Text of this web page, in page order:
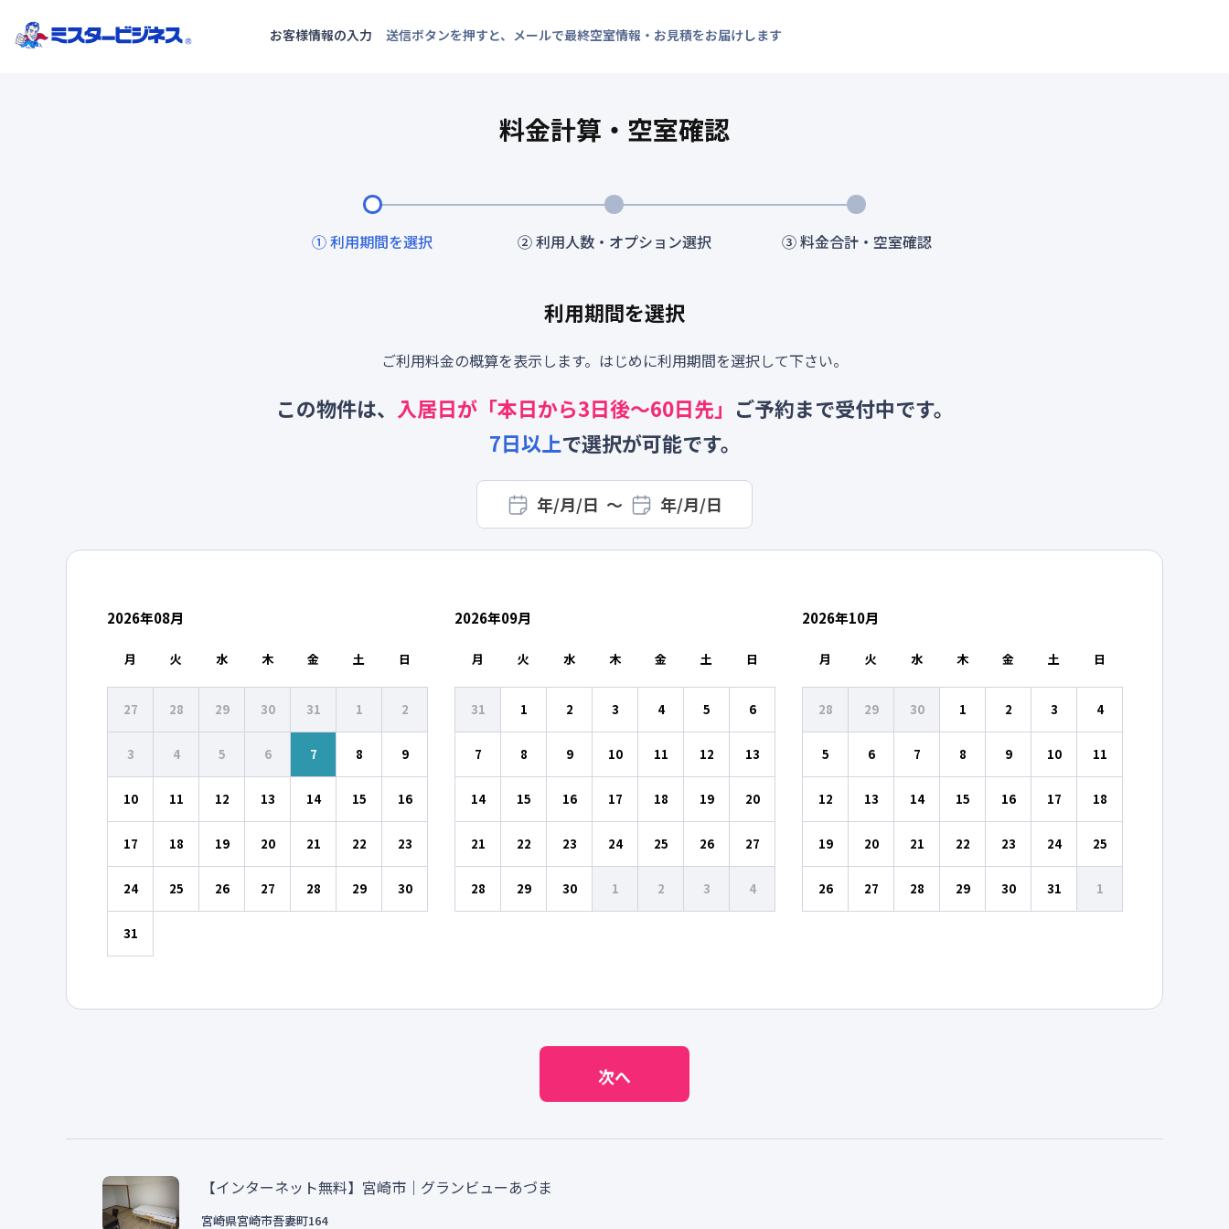
お客様情報の入力 送信ボタンを押すと、メールで最終空室情報・お見積をお届けします
料金計算・空室確認
① 利用期間を選択 ② 利用人数・オプション選択 ③ 料金合計・空室確認
利用期間を選択
ご利用料金の概算を表示します。はじめに利用期間を選択して下さい。
この物件は、 入居日が「本日から3日後～60日先」 ご予約まで受付中です。
7日以上で選択が可能です。
年/月/日 〜 年/月/日
2026年08月
月 火 水 木 金 土 日
27 28 29 30 31 1 2
3 4 5 6 7 8 9
10 11 12 13 14 15 16
17 18 19 20 21 22 23
24 25 26 27 28 29 30
31
2026年09月
月 火 水 木 金 土 日
31 1 2 3 4 5 6
7 8 9 10 11 12 13
14 15 16 17 18 19 20
21 22 23 24 25 26 27
28 29 30 1 2 3 4
2026年10月
月 火 水 木 金 土 日
28 29 30 1 2 3 4
5 6 7 8 9 10 11
12 13 14 15 16 17 18
19 20 21 22 23 24 25
26 27 28 29 30 31 1
次へ
【インターネット無料】宮崎市｜グランビューあづま
宮崎県宮崎市吾妻町164